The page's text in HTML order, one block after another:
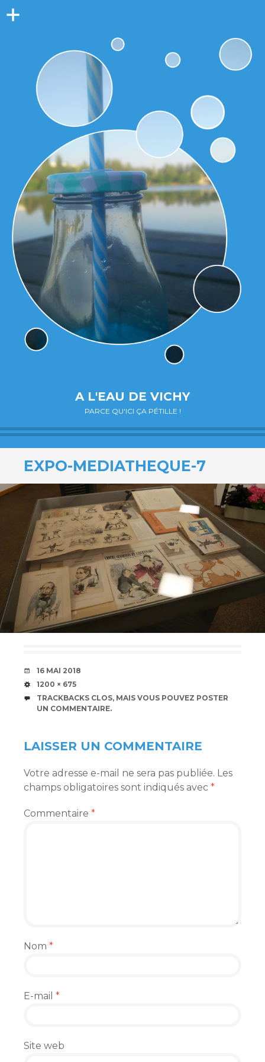
A L'EAU DE VICHY
PARCE QU'ICI ÇA PÉTILLE !
EXPO-MEDIATHEQUE-7
DATE
16 MAI 2018
TAILLE
1200 × 675
TRACKBACKS CLOS, MAIS VOUS POUVEZ POSTER
UN COMMENTAIRE.
LAISSER UN COMMENTAIRE
Votre adresse e-mail ne sera pas publiée. Les
champs obligatoires sont indiqués avec *
Commentaire *
Nom *
E-mail *
Site web